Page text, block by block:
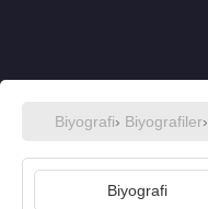
Biyografi› Biyografiler›
Biyografi